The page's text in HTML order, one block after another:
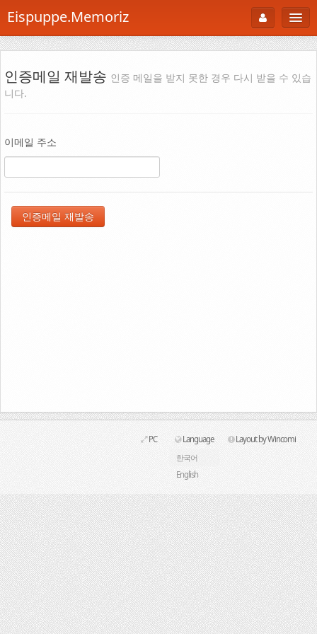
Eispuppe.Memoriz
로그인
About
AboutTori
Photo
Snaps
Portfolio
인증메일 재발송 인증 메일을 받지 못한 경우 다시 받을 수 있습
니다.
이메일 주소
PC
Language
한국어
English
Layout by Wincomi